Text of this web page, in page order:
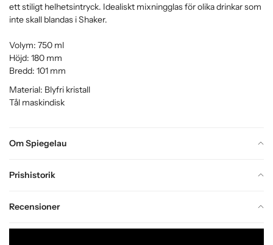
Om Spiegelau
Prishistorik
Recensioner
ett stiligt helhetsintryck. Idealiskt mixningglas för olika drinkar som
inte skall blandas i Shaker.
Volym: 750 ml
Höjd: 180 mm
Bredd: 101 mm
Material: Blyfri kristall
Tål maskindisk